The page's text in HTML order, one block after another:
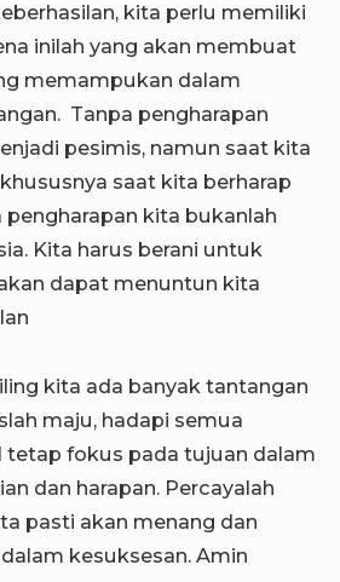
kita perlu memiliki
inilah yang akan membuat
memampukan dalam
Tanpa pengharapan
pesimis, namun saat kita
saat kita berharap
pengharapan kita bukanlah
Kita harus berani untuk
dapat menuntun kita
kita ada banyak tantangan
maju, hadapi semua
tetap fokus pada tujuan dalam
dan harapan. Percayalah
pasti akan menang dan
kesuksesan. Amin